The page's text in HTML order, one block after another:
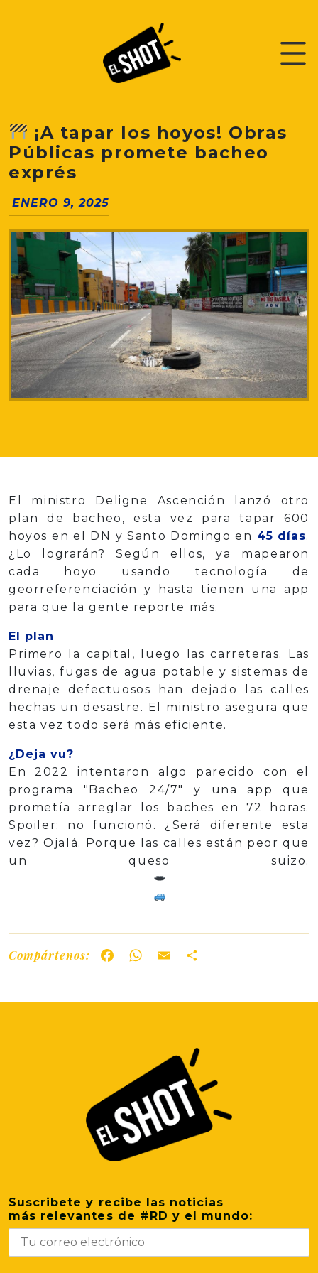
¡A tapar los hoyos! Obras
Públicas promete bacheo
exprés
ENERO 9, 2025
El ministro Deligne Ascención lanzó otro
plan de bacheo, esta vez para tapar 600
hoyos en el DN y Santo Domingo en 45 días.
¿Lo lograrán? Según ellos, ya mapearon
cada hoyo usando tecnología de
georreferenciación y hasta tienen una app
para que la gente reporte más.
El plan
Primero la capital, luego las carreteras. Las
lluvias, fugas de agua potable y sistemas de
drenaje defectuosos han dejado las calles
hechas un desastre. El ministro asegura que
esta vez todo será más eficiente.
¿Deja vu?
En 2022 intentaron algo parecido con el
programa "Bacheo 24/7″ y una app que
prometía arreglar los baches en 72 horas.
Spoiler: no funcionó. ¿Será diferente esta
vez? Ojalá. Porque las calles están peor que
un queso suizo.
Compártenos: FacebookWhatsApp
Email
Suscribete y recibe las noticias
más relevantes de #RD y el mundo: